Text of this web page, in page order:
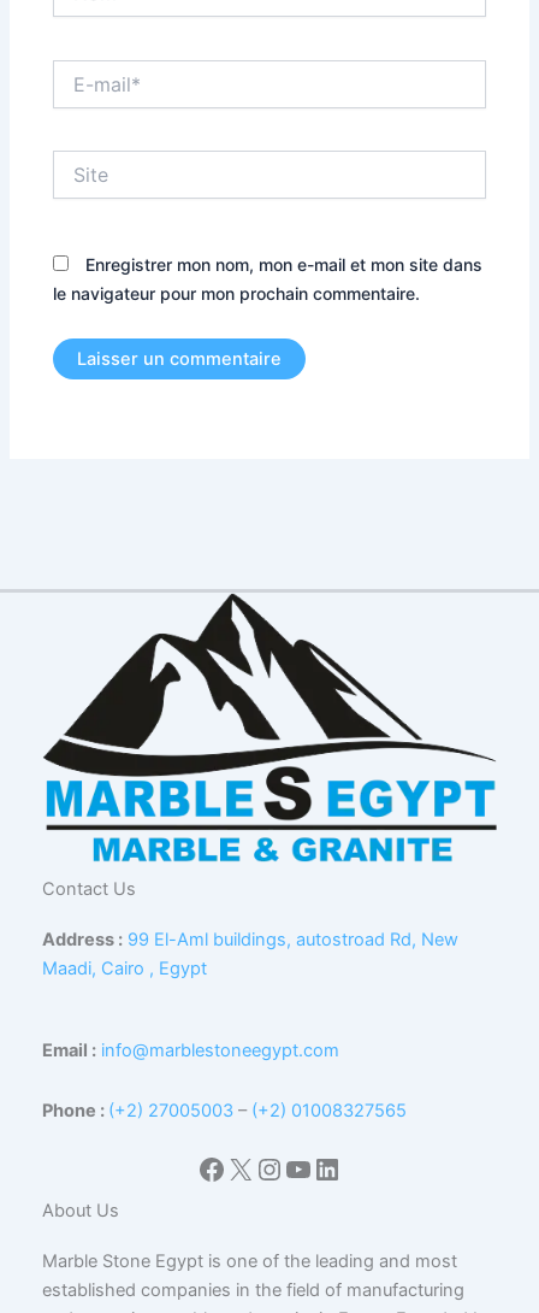
mail*
Enregistrer mon nom, mon e-mail et mon site dans
le navigateur pour mon prochain commentaire.
Contact Us
Address : 99 El-Aml buildings, autostroad Rd, New
Maadi, Cairo , Egypt
Email : info@marblestoneegypt.com
Phone : (+2) 27005003 – (+2) 01008327565
Facebook
X Instagram
YouTube
LinkedIn
About Us
Marble Stone Egypt is one of the leading and most
established companies in the field of manufacturing